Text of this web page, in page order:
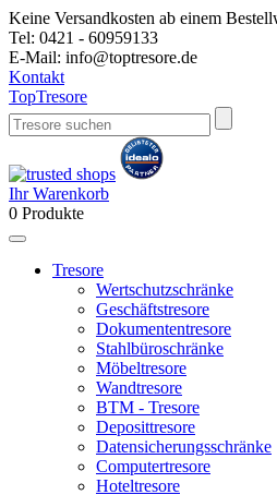
Keine Versandkosten ab einem
Tel: 0421 - 60959133
E-Mail: info@toptresore.de
Kontakt
TopTresore
Ihr Warenkorb
0 Produkte
Tresore
Wertschutzschränke
Geschäftstresore
Dokumententresore
Stahlbüroschränke
Möbeltresore
Wandtresore
BTM - Tresore
Deposittresore
Datensicherungsschränke
Computertresore
Hoteltresore